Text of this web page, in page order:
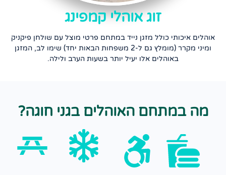
זוג אוהלי קמפינג
אוהלים איכותי כולל מזגן נייד במתחם פרטי מוצל עם שולחן פיקניק
ומיני מקרר (מומלץ גם ל-2 משפחות הבאות יחד) שימו לב, המזגן
באוהלים אלו יעיל יותר בשעות הערב ולילה.
מה במתחם האוהלים בגני חוגה?